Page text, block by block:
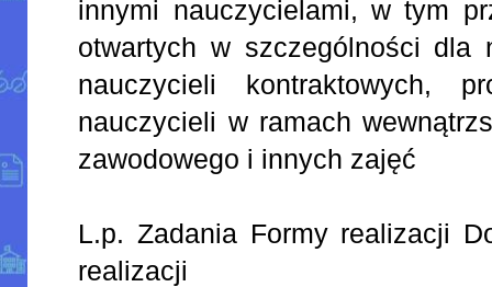
innymi nauczycielami, w tym
otwartych w szczególności dla
nauczycieli kontraktowych,
nauczycieli w ramach
zawodowego i innych zajęć
L.p. Zadania Formy realizacji
realizacji